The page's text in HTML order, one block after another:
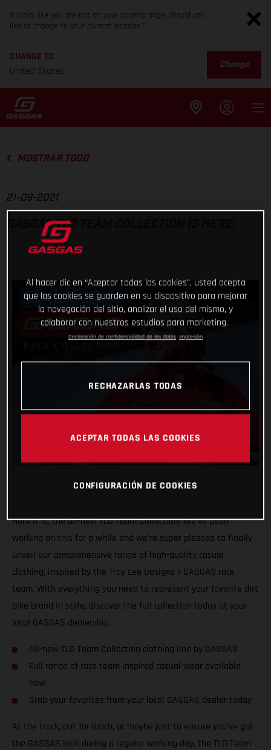
It looks like you are not on your country page. Would you
like to change to your current location?
CHANGE TO
United States
Change
MOSTRAR TODO
21-09-2021
GASGAS TLD TEAM COLLECTION IS HERE!
Here it is, the all-new TLD Team Collection! We’ve been
working on this for a while and we’re super pleased to finally
unveil our comprehensive range of high-quality casual
clothing, inspired by the Troy Lee Designs / GASGAS race
team. With everything you need to represent your favorite dirt
bike brand in style, discover the full collection today at your
local GASGAS dealership.
All-new TLD Team Collection clothing line by GASGAS
Full range of race team inspired casual wear available
now
Grab your favorites from your local GASGAS dealer today
At the track, out for lunch, or maybe just to ensure you’ve got
the GASGAS look during a regular working day, the TLD Team
Al hacer clic en “Aceptar todas las cookies”, usted acepta
que las cookies se guarden en su dispositivo para mejorar
la navegación del sitio, analizar el uso del mismo, y
colaborar con nuestros estudios para marketing.
Declaración de confidencialidad de los datos Impresión
RECHAZARLAS TODAS
ACEPTAR TODAS LAS COOKIES
CONFIGURACIÓN DE COOKIES